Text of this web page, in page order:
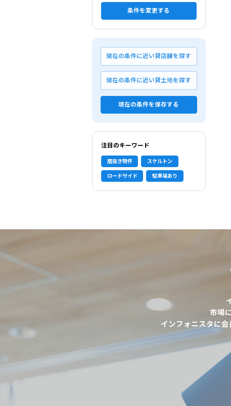
条件を変更する
現在の条件に近い貸店舗を探す
現在の条件に近い貸土地を探す
現在の条件を保存する
注目のキーワード
居抜き物件 スケルトン
ロードサイド 駐車場あり
市場
インフォニスタに
選択中の条件
北海道山越郡長万部町
駅選択の場合は路線ごとに該当する